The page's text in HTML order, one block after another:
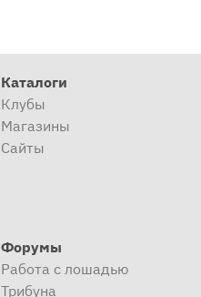
Каталоги
Клубы
Магазины
Сайты
Форумы
Работа с лошадью
Трибуна